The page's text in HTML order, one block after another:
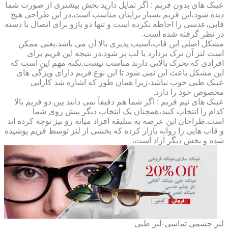
عینک های بدون فریم : اگر تمایل دارید بخش بیشتری از صورت شما
دیده شود،این فریم بسیار برایتان مناسب است.در این طراحی هیچ
قابی،عدسی را احاطه نکرده است و تنها دو بازو برای اتصال با دسته
در نظر گرفته شده است.
مشکل اصلی این قاب،آسیب پذیری بالا آن می باشد.یعنی ممکن
است لنز آن ترک بردارد یا لب پر شود.در نتیجه این فریم برای
افرادی که تحرک بالایی دارند مناسب نیست.نکته مهم این است که
این مشکل باعث این نمی شود تا این نوع فریم دارای ویژگی های
عینک طبی خوب نباشد،زیرا همان طور که اشاره شد کارایی
مخصوص خود را دارد.
عینک های نیم فریم : اگر شما هم دقیقاً نمی دانید بین دو فریم بالا
کدام را انتخاب کنید،همچنان یک انتخاب دیگر پیش روی شما
است.طراحان این عرصه به سلیقه افراد میانه رو نیز توجه کرده اند
و قاب هایی را روانه بازار کرده که بخشی از لنز توسط فریم پوشیده
شده و بخش دیگر آزاد است.
لنز چشمی تماسی-لنز طبی